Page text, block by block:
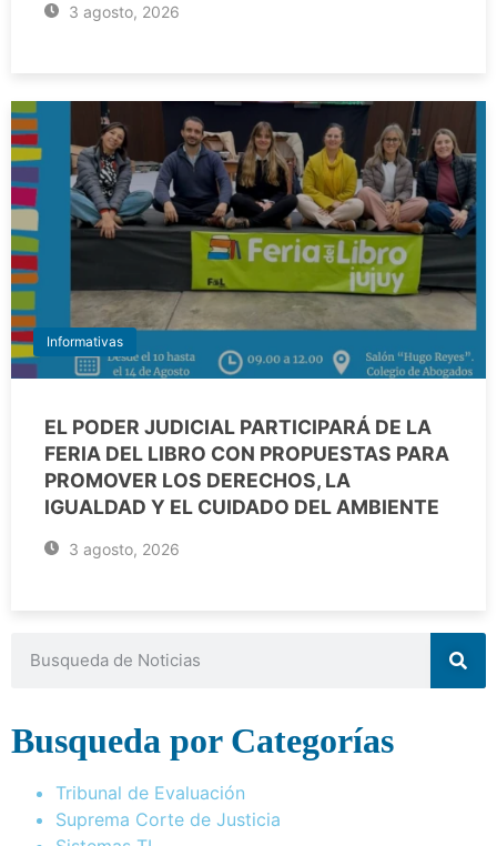
3 agosto, 2026
Informativas
EL PODER JUDICIAL PARTICIPARÁ DE LA
FERIA DEL LIBRO CON PROPUESTAS PARA
PROMOVER LOS DERECHOS, LA
IGUALDAD Y EL CUIDADO DEL AMBIENTE
3 agosto, 2026
Busqueda por Categorías
Tribunal de Evaluación
Suprema Corte de Justicia